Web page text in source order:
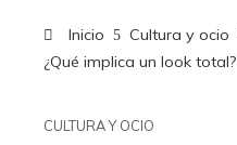
Inicio
Cultura y ocio
¿Qué implica un look total?
CULTURA Y OCIO